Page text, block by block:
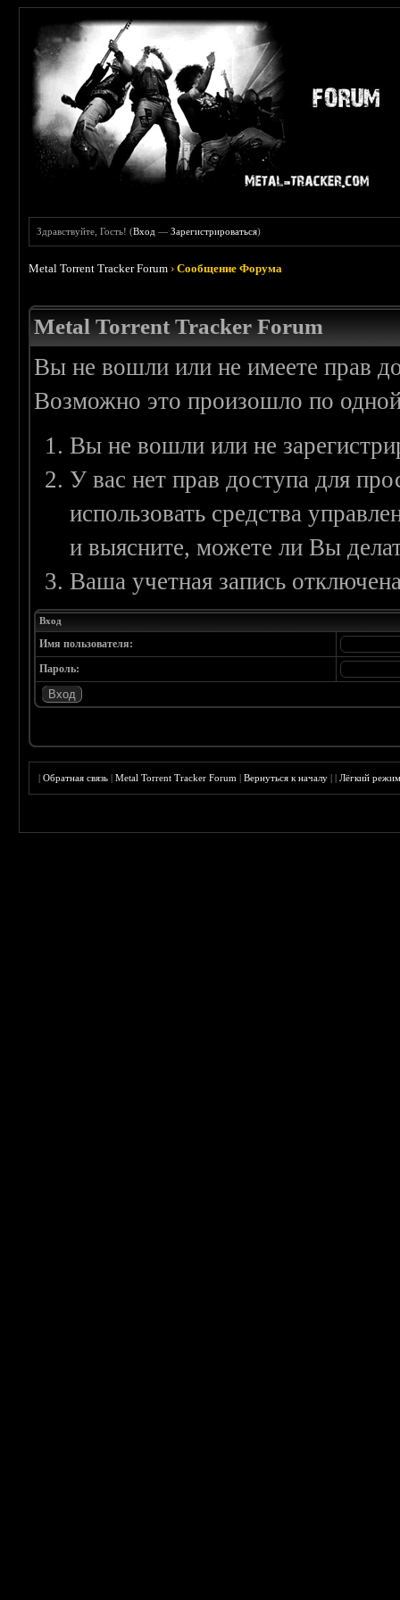
Здравствуйте, Гость! (Вход —Зарегистрироваться)
Metal Torrent Tracker Forum ›Сообщение Форума
Metal Torrent Tracker Forum
Вы не вошли или не имеете прав
Возможно это произошло по
Вы не вошли или не
У вас нет прав доступа для
использовать средства
и выясните, можете ли Вы
Ваша учетная запись
Вход
Имя пользователя:
Пароль:
|Обратная связь |Metal Torrent Tracker Forum |Вернуться к началу ||Лёгкий